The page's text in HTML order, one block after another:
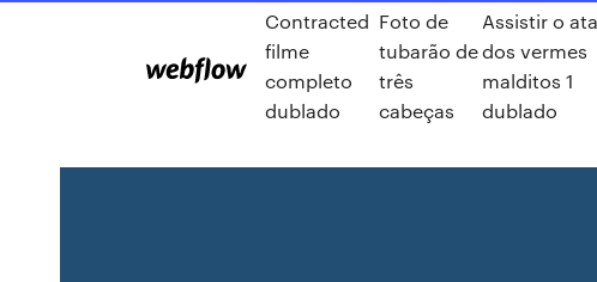
Contracted
filme
completo
dublado
Foto de
tubarão de
três
cabeças
Assistir o
dos vermes
malditos 1
dublado